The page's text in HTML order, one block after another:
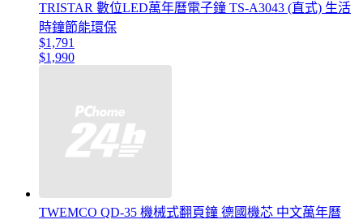
TRISTAR 數位LED萬年曆電子鐘 TS-A3043 (直式) 生活
時鐘節能環保
$1,791
$1,990
TWEMCO QD-35 機械式翻頁鐘 德國機芯 中文萬年曆